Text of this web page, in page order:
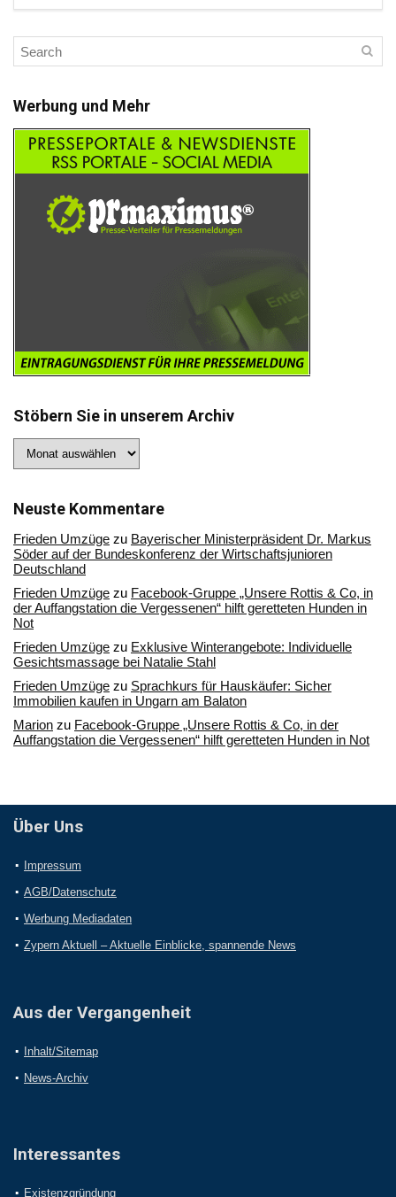
Werbung und Mehr
Stöbern Sie in unserem Archiv
Sie
Archiv
Neuste Kommentare
Frieden Umzüge zu Bayerischer Ministerpräsident Dr. Markus
Söder auf der Bundeskonferenz der Wirtschaftsjunioren
Deutschland
Frieden Umzüge zu Facebook-Gruppe „Unsere Rottis & Co, in
der Auffangstation die Vergessenen“ hilft geretteten Hunden in
Not
Frieden Umzüge zu Exklusive Winterangebote: Individuelle
Gesichtsmassage bei Natalie Stahl
Frieden Umzüge zu Sprachkurs für Hauskäufer: Sicher
Immobilien kaufen in Ungarn am Balaton
Marion zu Facebook-Gruppe „Unsere Rottis & Co, in der
Auffangstation die Vergessenen“ hilft geretteten Hunden in Not
Über Uns
Impressum
AGB/Datenschutz
Werbung Mediadaten
Zypern Aktuell – Aktuelle Einblicke, spannende News
Aus der Vergangenheit
Inhalt/Sitemap
News-Archiv
Interessantes
Existenzgründung